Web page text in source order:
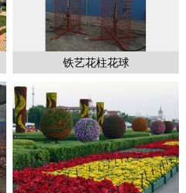
铁艺花柱花球